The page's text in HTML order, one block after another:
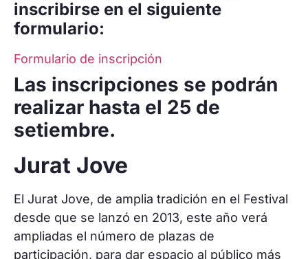
inscribirse en el siguiente
formulario:
Formulario de inscripción
Las inscripciones se podrán
realizar hasta el 25 de
setiembre.
Jurat Jove
El Jurat Jove, de amplia tradición en el Festival
desde que se lanzó en 2013, este año verá
ampliadas el número de plazas de
participación, para dar espacio al público más